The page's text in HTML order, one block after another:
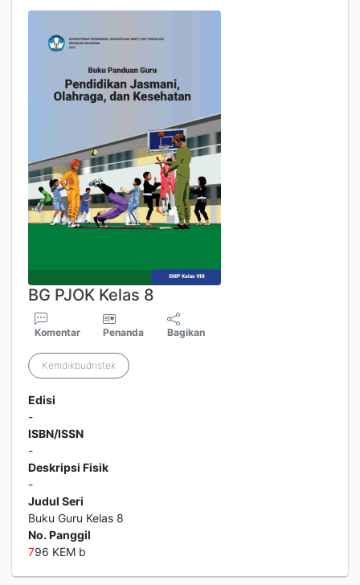
BG PJOK Kelas 8
Komentar Penanda Bagikan
Kemdikbudristek
Edisi
-
ISBN/ISSN
-
Deskripsi Fisik
-
Judul Seri
Buku Guru Kelas 8
No. Panggil
796 KEM b